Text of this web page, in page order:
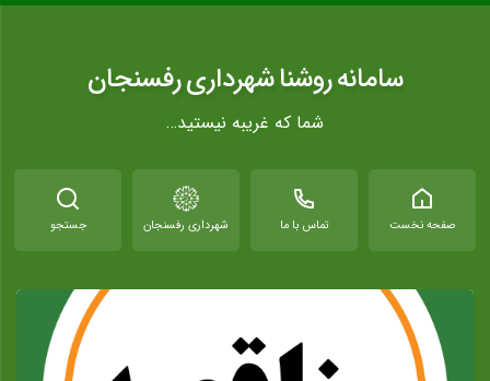
سامانه روشنا شهرداری رفسنجان
شما که غریبه نیستید…
صفحه نخست تماس با ما شهرداری رفسنجان جستجو